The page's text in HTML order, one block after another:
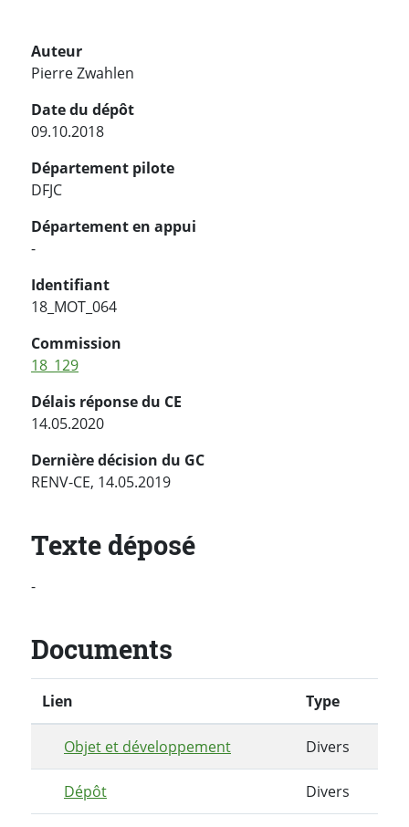
Auteur
Pierre Zwahlen
Date du dépôt
09.10.2018
Département pilote
DFJC
Département en appui
-
Identifiant
18_MOT_064
Commission
18_129
Délais réponse du CE
14.05.2020
Dernière décision du GC
RENV-CE, 14.05.2019
Texte déposé
-
Documents
Lien Type
Objet et développement Divers
Dépôt Divers